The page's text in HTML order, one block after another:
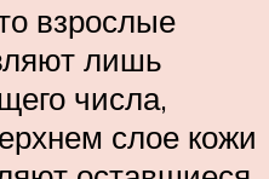
взрослые
лишь
числа,
слое кожи